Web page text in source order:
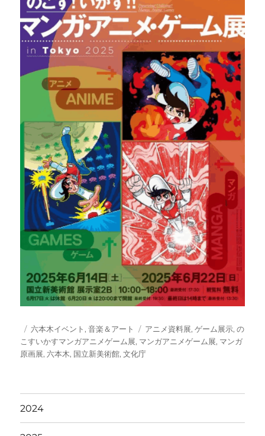
投
稿
日:
カ
テ
ゴ
六本木イベント,音楽＆アート
タ
グ
アニメ資料展,ゲーム展示,の
こすいかすマンガアニメゲーム展, マンガアニメゲーム展, マンガ
原画展, 六本木, 国立新美術館,文化庁
2024